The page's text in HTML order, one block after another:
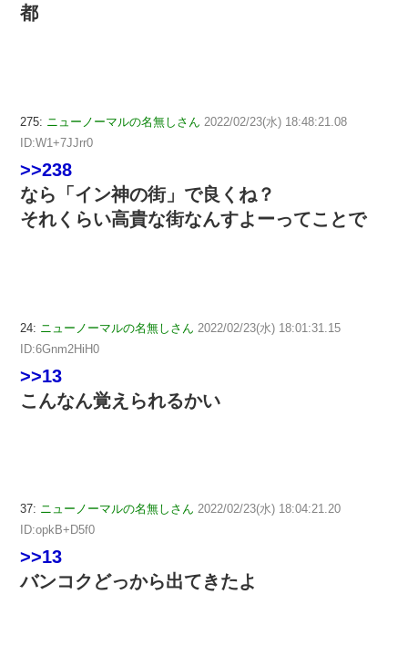
都
275: ニューノーマルの名無しさん 2022/02/23(水) 18:48:21.08
ID:W1+7JJrr0
>>238
なら「イン神の街」で良くね？
それくらい高貴な街なんすよーってことで
24: ニューノーマルの名無しさん 2022/02/23(水) 18:01:31.15
ID:6Gnm2HiH0
>>13
こんなん覚えられるかい
37: ニューノーマルの名無しさん 2022/02/23(水) 18:04:21.20
ID:opkB+D5f0
>>13
バンコクどっから出てきたよ